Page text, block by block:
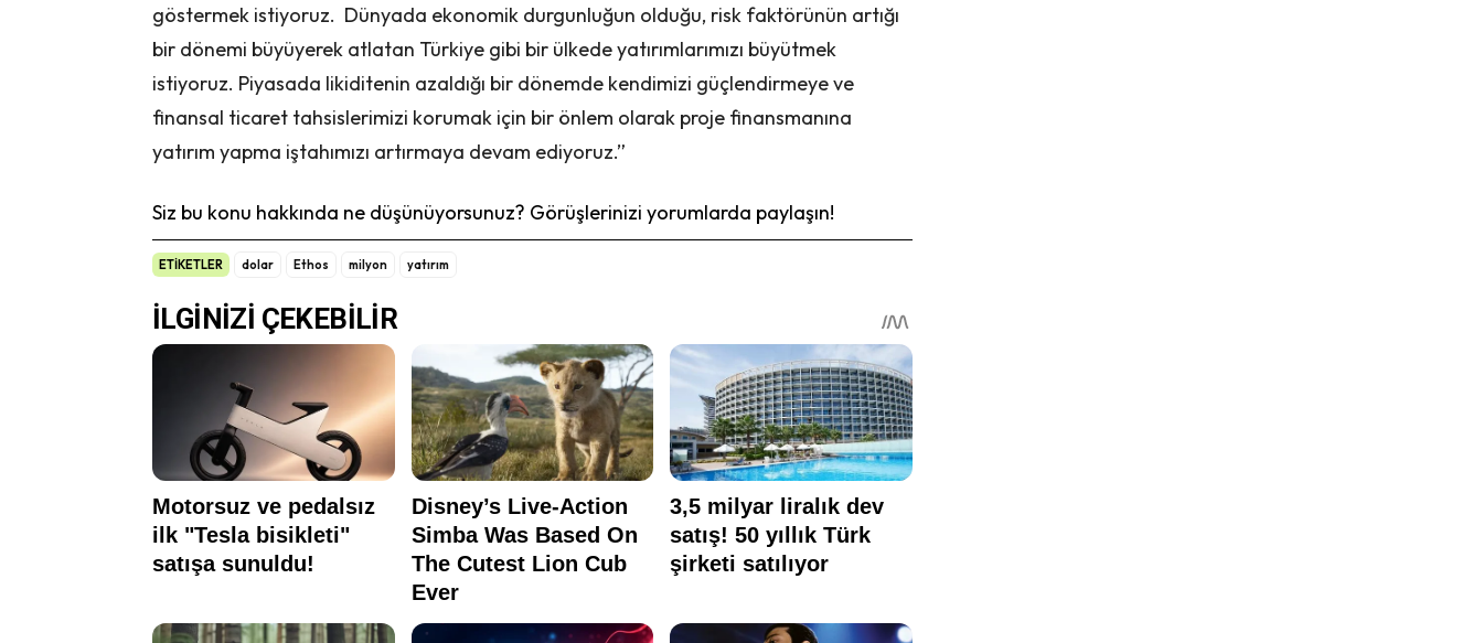
göstermek istiyoruz. Dünyada ekonomik durgunluğun olduğu, risk faktörünün artığı
bir dönemi büyüyerek atlatan Türkiye gibi bir ülkede yatırımlarımızı büyütmek
istiyoruz. Piyasada likiditenin azaldığı bir dönemde kendimizi güçlendirmeye ve
finansal ticaret tahsislerimizi korumak için bir önlem olarak proje finansmanına
yatırım yapma iştahımızı artırmaya devam ediyoruz.”
Siz bu konu hakkında ne düşünüyorsunuz? Görüşlerinizi yorumlarda paylaşın!
ETİKETLER dolar Ethos milyon yatırım